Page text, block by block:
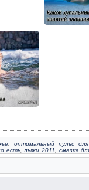
, оптимальный пульс
есть,лыжи 2011
смазка